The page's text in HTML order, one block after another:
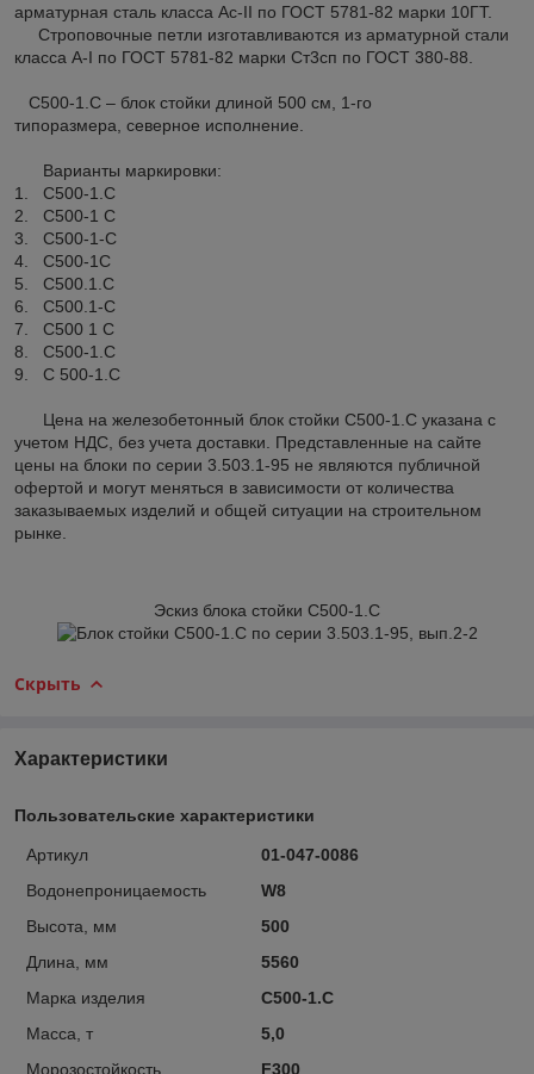
арматурная сталь класса Ас-II по ГОСТ 5781-82 марки 10ГТ.
Строповочные петли изготавливаются из арматурной стали
класса А-I по ГОСТ 5781-82 марки Ст3сп по ГОСТ 380-88.
С500-1.С – блок стойки длиной 500 см, 1-го
типоразмера, северное исполнение.
Варианты маркировки:
1. С500-1.С
2. С500-1 С
3. С500-1-С
4. С500-1С
5. С500.1.С
6. С500.1-С
7. С500 1 С
8. C500-1.C
9. С 500-1.С
Цена на железобетонный блок стойки С500-1.С указана с
учетом НДС, без учета доставки. Представленные на сайте
цены на блоки по серии 3.503.1-95 не являются публичной
офертой и могут меняться в зависимости от количества
заказываемых изделий и общей ситуации на строительном
рынке.
Эскиз блока стойки С500-1.С
Скрыть
Характеристики
Пользовательские характеристики
Артикул
01-047-0086
Водонепроницаемость
W8
Высота, мм
500
Длина, мм
5560
Марка изделия
С500-1.С
Масса, т
5,0
Морозостойкость
F300